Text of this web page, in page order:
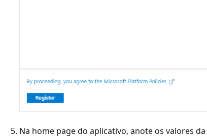
Na home page do aplicativo, anote os valores da